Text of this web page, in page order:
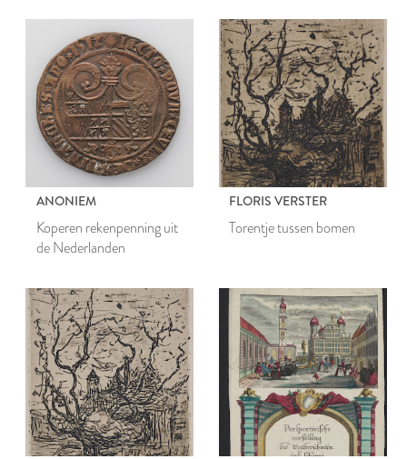
gebrauchen 13
gebrauchen 17
ANONIEM
Koperen rekenpenning uit
de Nederlanden
FLORIS VERSTER
Torentje tussen bomen